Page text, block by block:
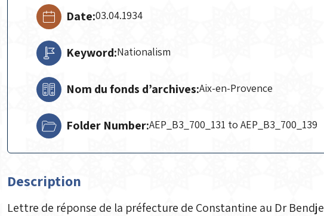
Date:03.04.1934
Keyword:Nationalism
Nom du fonds d’archives:Aix-en-Provence
Folder Number:AEP_B3_700_131 to AEP_B3_700_139
Description
Lettre de réponse de la préfecture de Constantine au Dr